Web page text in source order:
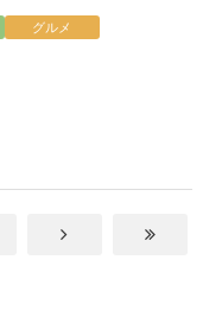
グルメ